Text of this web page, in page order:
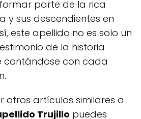
parte de la rica
y sus descendientes en
este apellido no es solo un
de la historia
contándose con cada
otros artículos similares a
Trujillo puedes